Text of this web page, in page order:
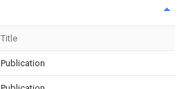
Title
Publication